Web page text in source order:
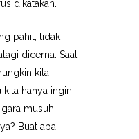
dikatakan.
pahit, tidak
dicerna. Saat
kita
kita hanya ingin
gara musuh
Buat apa